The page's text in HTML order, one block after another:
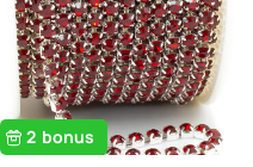
2 bonus